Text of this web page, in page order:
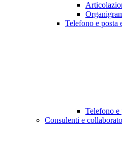
Telefono e posta
Telefono e
Consulenti e